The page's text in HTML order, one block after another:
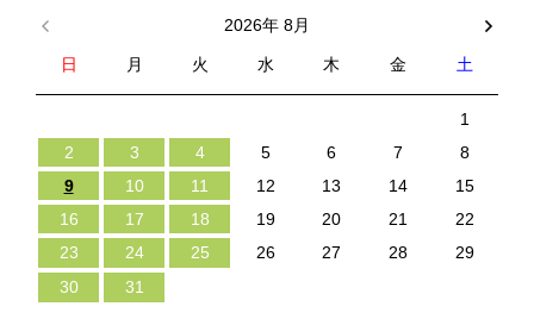
2026年 8月
日 月 火 水 木 金 土
1
2
3 4 5 6 7
8
9
10 11 12 13 14
15
16
17 18 19 20 21
22
23
24 25 26 27 28
29
30
31